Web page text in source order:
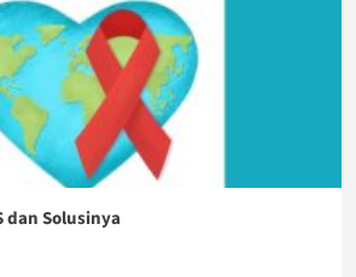
dan Solusinya